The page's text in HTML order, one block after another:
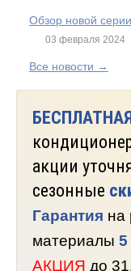
Обзор новой
03 февраля 2024
Все новости →
акции
сезонные
Гарантия на
материалы 5
АКЦИЯ до